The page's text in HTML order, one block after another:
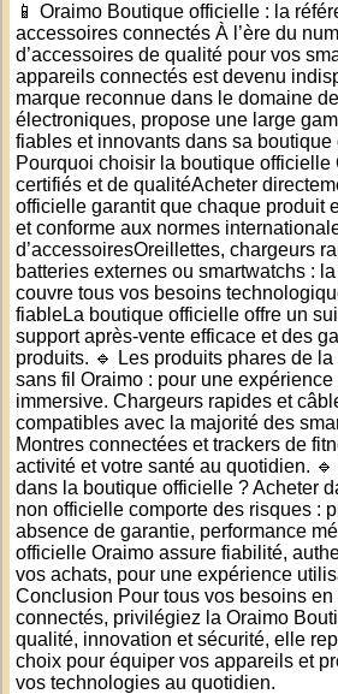
📱 Oraimo Boutique officielle : la
accessoires connectés À l’ère du
d’accessoires de qualité pour vos
appareils connectés est devenu
marque reconnue dans le domaine
électroniques, propose une large
fiables et innovants dans sa boutique
Pourquoi choisir la boutique officielle
certifiés et de qualitéAcheter
officielle garantit que chaque produit
et conforme aux normes
d’accessoiresOreillettes, chargeurs
batteries externes ou smartwatchs :
couvre tous vos besoins
fiableLa boutique officielle offre un
support après-vente efficace et des
produits. 🔹 Les produits phares de
sans fil Oraimo : pour une
immersive. Chargeurs rapides et
compatibles avec la majorité des
Montres connectées et trackers de
activité et votre santé au quotidien.
dans la boutique officielle ? Acheter
non officielle comporte des risques :
absence de garantie, performance
officielle Oraimo assure fiabilité,
vos achats, pour une expérience
Conclusion Pour tous vos besoins
connectés, privilégiez la Oraimo
qualité, innovation et sécurité, elle
choix pour équiper vos appareils et
vos technologies au quotidien.